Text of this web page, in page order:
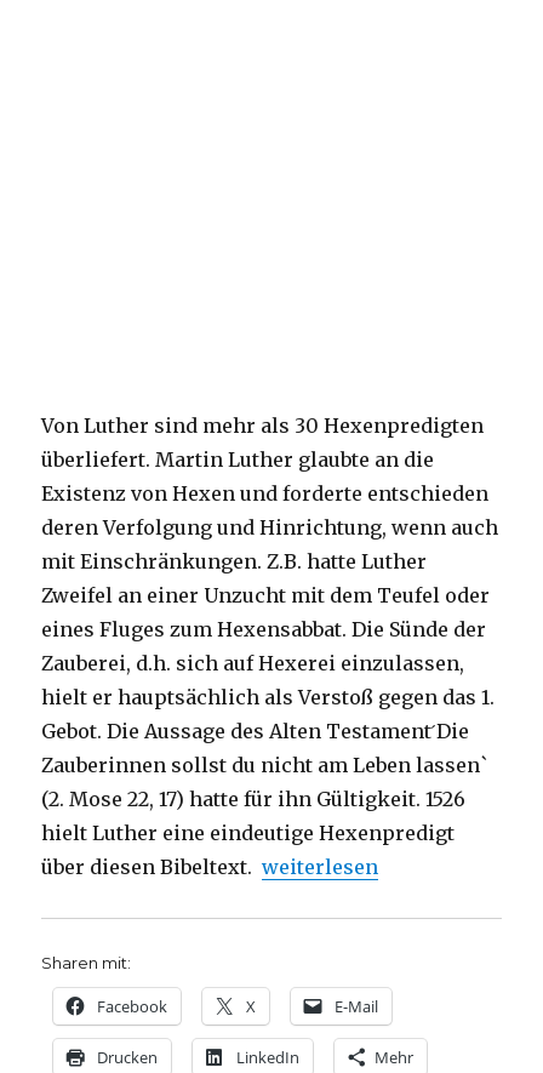
Von Luther sind mehr als 30 Hexenpredigten
überliefert. Martin Luther glaubte an die
Existenz von Hexen und forderte entschieden
deren Verfolgung und Hinrichtung, wenn auch
mit Einschränkungen. Z.B. hatte Luther
Zweifel an einer Unzucht mit dem Teufel oder
eines Fluges zum Hexensabbat. Die Sünde der
Zauberei, d.h. sich auf Hexerei einzulassen,
hielt er hauptsächlich als Verstoß gegen das 1.
Gebot. Die Aussage des Alten Testament ́Die
Zauberinnen sollst du nicht am Leben lassen`
(2. Mose 22, 17) hatte für ihn Gültigkeit. 1526
hielt Luther eine eindeutige Hexenpredigt
über diesen Bibeltext.„Hinweis: Martin Luthers
weiterlesen
Sharen mit:
Facebook X E-Mail
Drucken LinkedIn Mehr